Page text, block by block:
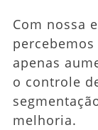
Com nossa
apenas
o controle
melhoria.